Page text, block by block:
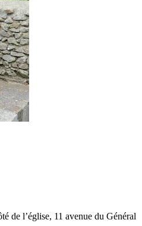
de l’église, 11 avenue du Général